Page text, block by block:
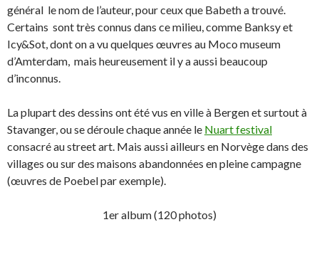
général le nom de l’auteur, pour ceux que Babeth a trouvé.
Certains sont très connus dans ce milieu, comme Banksy et
Icy&Sot, dont on a vu quelques œuvres au Moco museum
d’Amterdam, mais heureusement il y a aussi beaucoup
d’inconnus.
La plupart des dessins ont été vus en ville à Bergen et surtout à
Stavanger, ou se déroule chaque année le Nuart festival
consacré au street art. Mais aussi ailleurs en Norvège dans des
villages ou sur des maisons abandonnées en pleine campagne
(œuvres de Poebel par exemple).
1er album (120 photos)